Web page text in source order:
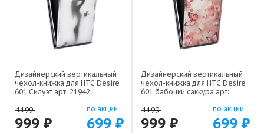
Дизайнерский вертикальный
чехол-книжка для HTC Desire
601 Силуэт арт: 21942
1199
999 ₽
по акции
699 ₽
Дизайнерский вертикальный
чехол-книжка для HTC Desire
601 бабочки саккура арт:
1199
999 ₽
по акции
699 ₽